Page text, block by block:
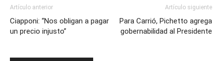
Artículo anterior
Ciapponi: “Nos obligan a pagar
un precio injusto”
Artículo siguiente
Para Carrió, Pichetto agrega
gobernabilidad al Presidente